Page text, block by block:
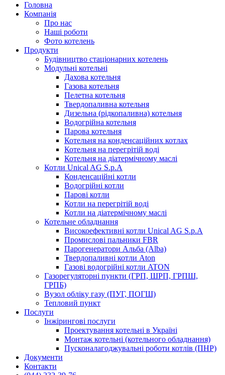
Головна
Компанія
Про нас
Наші роботи
Фото котелень
Продукти
Будівництво стаціонарних котелень
Модульні котельні
Дахова котельня
Газова котельня
Пелетна котельня
Твердопаливна котельня
Дизельна (рідкопаливна) котельня
Водогрійна котельня
Парова котельня
Котельня на конденсаційних котлах
Котельня на перегрітій воді
Котельня на діатермічному маслі
Котли Unical AG S.p.A
Конденсаційні котли
Водогрійні котли
Парові котли
Котли на перегрітій воді
Котли на діатермічному маслі
Котельне обладнання
Високоефективні котли Unical AG S.p.A
Промислові пальники FBR
Парогенератори Альба (Alba)
Твердопаливні котли Aton
Газові водогрійні котли ATON
Газорегуляторні пункти (ГРП, ШРП, ГРПШ,
ГРПБ)
Вузол обліку газу (ПУГ, ПОГШ)
Тепловий пункт
Послуги
Інжірингові послуги
Проектування котельні в Україні
Монтаж котельні (котельного обладнання)
Пусконалагоджувальні роботи котлів (ПНР)
Документи
Контакти